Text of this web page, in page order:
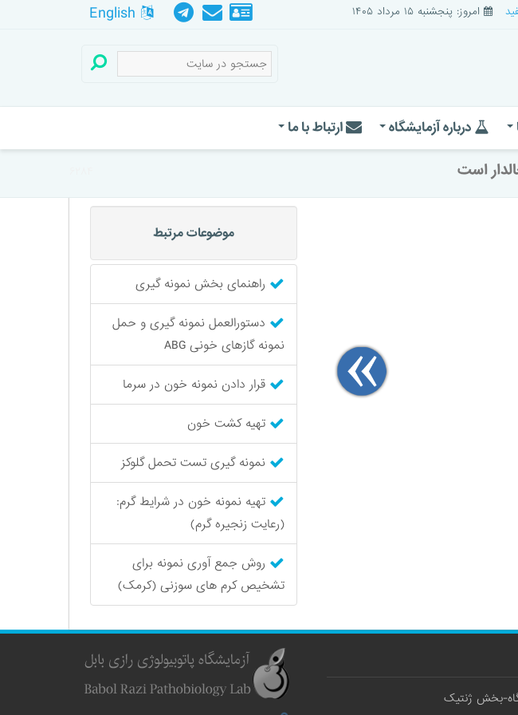
امروز: پنجشنبه ۱۵ مرداد ۱۴۰۵
درباره آزمایشگاه ارتباط با ما
است
موضوعات مرتبط
راهنمای بخش نمونه گیری
دستورالعمل نمونه گیری و حمل
نمونه گازهای خونی ABG
قرار دادن نمونه خون در سرما
تهیه کشت خون
نمونه گیری تست تحمل گلوكز
تهیه نمونه خون در شرایط گرم:
(رعایت زنجیره گرم)
روش جمع آوری نمونه برای
تشخیص کرم های سوزنی (کرمک)
بخش ژنتیک